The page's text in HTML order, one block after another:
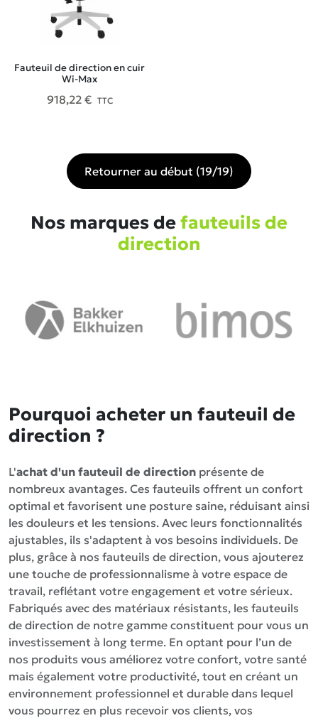
Fauteuil de direction en cuir
Wi-Max
918,22 € TTC
Retourner au début (19/19)
Nos marques defauteuils de
direction
Pourquoi acheter un fauteuil de
direction ?
L'achat d'un fauteuil de direction présente de
nombreux avantages. Ces fauteuils offrent un confort
optimal et favorisent une posture saine, réduisant ainsi
les douleurs et les tensions. Avec leurs fonctionnalités
ajustables, ils s'adaptent à vos besoins individuels. De
plus, grâce à nos fauteuils de direction, vous ajouterez
une touche de professionnalisme à votre espace de
travail, reflétant votre engagement et votre sérieux.
Fabriqués avec des matériaux résistants, les fauteuils
de direction de notre gamme constituent pour vous un
investissement à long terme. En optant pour l’un de
nos produits vous améliorez votre confort, votre santé
mais également votre productivité, tout en créant un
environnement professionnel et durable dans lequel
vous pourrez en plus recevoir vos clients, vos